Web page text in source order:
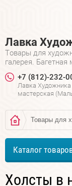
Лавка
Товары для
галерея. Багетная
+7 (812)-232-
Лавка Художника
мастерская
Товары для
Каталог
Холсты в